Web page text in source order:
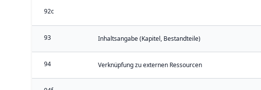
92c
93 Inhaltsangabe (Kapitel, Bestandteile)
94 Verknüpfung zu externen Ressourcen